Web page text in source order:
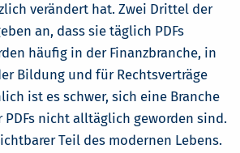
verändert hat. Zwei Drittel der
an, dass sie täglich PDFs
häufig in der Finanzbranche, in
Bildung und für Rechtsverträge
ist es schwer, sich eine Branche
nicht alltäglich geworden sind.
Teil des modernen Lebens.